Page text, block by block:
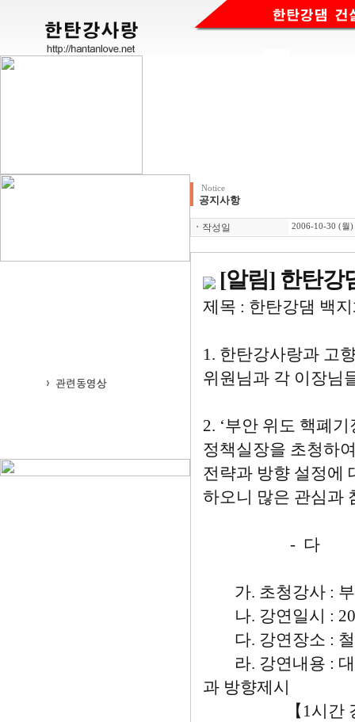
Notice
공지사항
ㆍ 작성일 2006-10-30 (월)
[알림] 한탄강
제목 : 한탄강댐 백
1. 한탄강사랑과 고
위원님과 각 이장님
2. ‘부안 위도 핵폐
정책실장을 초청하
전략과 방향 설정에
하오니 많은 관심과
- 다
가. 초청강사 : 부
나. 강연일시 :
다. 강연장소 : 철
라. 강연내용 : 대
과 방향제시
【1시간 강연,